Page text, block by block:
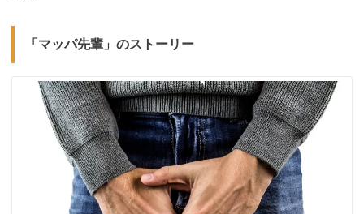
「マッパ先輩」のストーリー